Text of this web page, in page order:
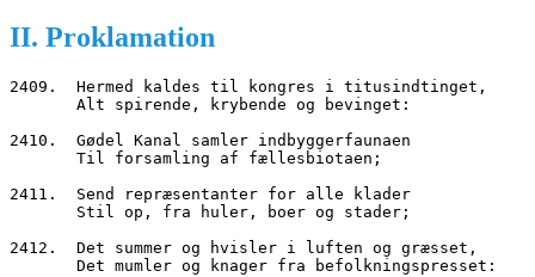
II. Proklamation
2409.  Hermed kaldes til kongres i titusindtinget,
       Alt spirende, krybende og bevinget:
2410.  Gødel Kanal samler indbyggerfaunaen
       Til forsamling af fællesbiotaen;
2411.  Send repræsentanter for alle klader
       Stil op, fra huler, boer og stader;
2412.  Det summer og hvisler i luften og græsset,
       Det mumler og knager fra befolkningspresset: